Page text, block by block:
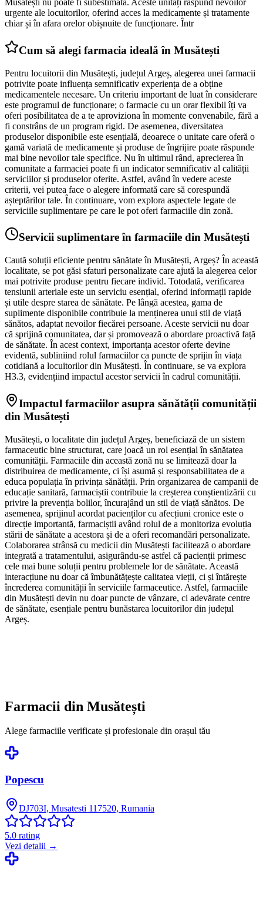
Musătești nu poate fi subestimată. Aceste unități răspund nevoilor
urgente ale locuitorilor, oferind acces la medicamente și tratamente
chiar și în afara orelor obișnuite de funcționare. Într
Cum să alegi farmacia ideală în Musătești
Pentru locuitorii din Musătești, județul Argeș, alegerea unei farmacii
potrivite poate influența semnificativ experiența de a obține
medicamentele necesare. Un criteriu important de luat în considerare
este programul de funcționare; o farmacie cu un orar flexibil îți va
oferi posibilitatea de a te aproviziona în momente convenabile, fără a
fi constrâns de un program rigid. De asemenea, diversitatea
produselor disponibile este esențială, deoarece o unitate care oferă o
gamă variată de medicamente și produse de îngrijire poate răspunde
mai bine nevoilor tale specifice. Nu în ultimul rând, aprecierea în
comunitate a farmaciei poate fi un indicator semnificativ al calității
serviciilor și produselor oferite. Astfel, având în vedere aceste
criterii, vei putea face o alegere informată care să corespundă
așteptărilor tale. În continuare, vom explora aspectele legate de
serviciile suplimentare pe care le pot oferi farmaciile din zonă.
Servicii suplimentare în farmaciile din Musătești
Caută soluții eficiente pentru sănătate în Musătești, Argeș? În această
localitate, se pot găsi sfaturi personalizate care ajută la alegerea celor
mai potrivite produse pentru fiecare individ. Totodată, verificarea
tensiunii arteriale este un serviciu esențial, oferind informații rapide
și utile despre starea de sănătate. Pe lângă acestea, gama de
suplimente disponibile contribuie la menținerea unui stil de viață
sănătos, adaptat nevoilor fiecărei persoane. Aceste servicii nu doar
că sprijină comunitatea, dar și promovează o abordare proactivă față
de sănătate. În acest context, importanța acestor oferte devine
evidentă, subliniind rolul farmaciilor ca puncte de sprijin în viața
cotidiană a locuitorilor din Musătești. În continuare, se va explora
H3.3, evidențiind impactul acestor servicii în cadrul comunității.
Impactul farmaciilor asupra sănătății comunității
din Musătești
Musătești, o localitate din județul Argeș, beneficiază de un sistem
farmaceutic bine structurat, care joacă un rol esențial în sănătatea
comunității. Farmaciile din această zonă nu se limitează doar la
distribuirea de medicamente, ci își asumă și responsabilitatea de a
educa populația în privința sănătății. Prin organizarea de campanii de
educație sanitară, farmaciștii contribuie la creșterea conștientizării cu
privire la prevenția bolilor, încurajând un stil de viață sănătos. De
asemenea, sprijinul acordat pacienților cu afecțiuni cronice este o
direcție importantă, farmaciștii având rolul de a monitoriza evoluția
stării de sănătate a acestora și de a oferi recomandări personalizate.
Colaborarea strânsă cu medicii din Musătești facilitează o abordare
integrată a tratamentului, asigurându-se astfel că pacienții primesc
cele mai bune soluții pentru problemele lor de sănătate. Această
interacțiune nu doar că îmbunătățește calitatea vieții, ci și întărește
încrederea comunității în serviciile farmaceutice. Astfel, farmaciile
din Musătești devin nu doar puncte de vânzare, ci adevărate centre
de sănătate, esențiale pentru bunăstarea locuitorilor din județul
Argeș.
Farmacii din Musătești
Alege farmaciile verificate și profesionale din orașul tău
Popescu
DJ703I, Musatesti 117520, Rumania
5.0 rating
Vezi detalii →